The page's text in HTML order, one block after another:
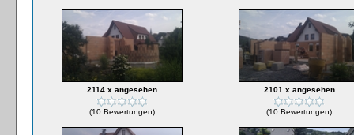
2114 x angesehen
(10 Bewertungen)
2101 x angesehen
(10 Bewertungen)